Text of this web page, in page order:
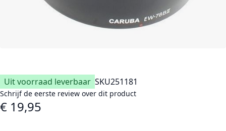
Uit voorraad leverbaar SKU251181
Schrijf de eerste review over dit product
€ 19,95